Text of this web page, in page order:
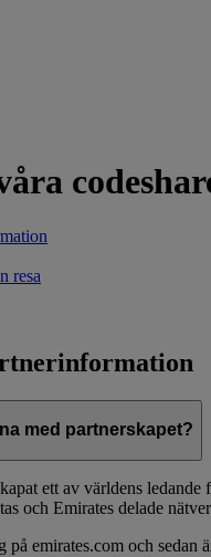
resa
med partnerskapet?
ett av världens
och Emirates delade
emirates.com och sedan